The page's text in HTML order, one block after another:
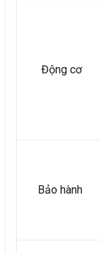
Động cơ
Bảo hành